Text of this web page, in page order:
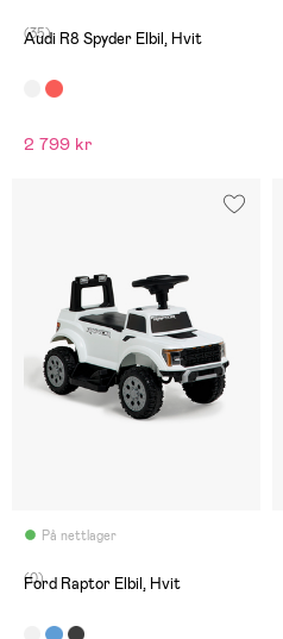
(35)
Audi R8 Spyder Elbil, Hvit
2 799 kr
På nettlager
(0)
Ford Raptor Elbil, Hvit